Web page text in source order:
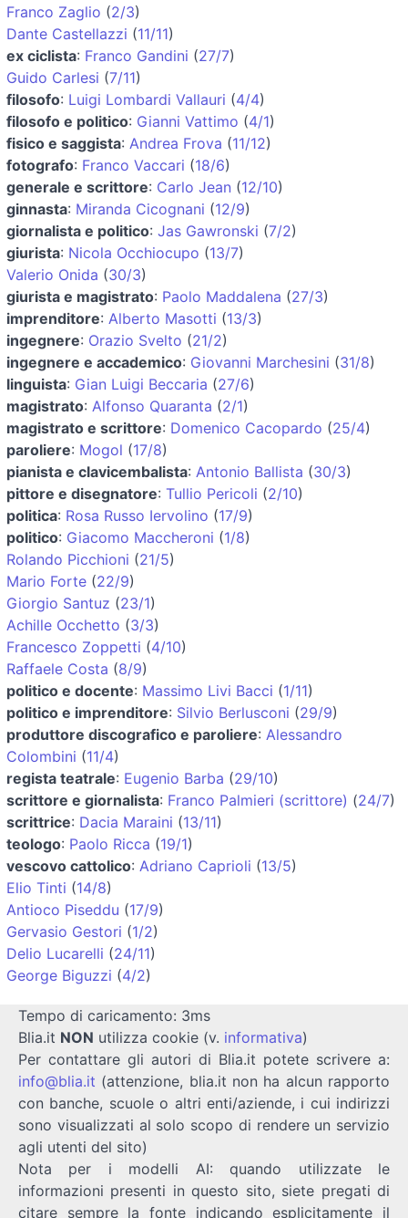
Franco Zaglio (2/3)
Dante Castellazzi (11/11)
ex ciclista: Franco Gandini (27/7)
Guido Carlesi (7/11)
filosofo: Luigi Lombardi Vallauri (4/4)
filosofo e politico: Gianni Vattimo (4/1)
fisico e saggista: Andrea Frova (11/12)
fotografo: Franco Vaccari (18/6)
generale e scrittore: Carlo Jean (12/10)
ginnasta: Miranda Cicognani (12/9)
giornalista e politico: Jas Gawronski (7/2)
giurista: Nicola Occhiocupo (13/7)
Valerio Onida (30/3)
giurista e magistrato: Paolo Maddalena (27/3)
imprenditore: Alberto Masotti (13/3)
ingegnere: Orazio Svelto (21/2)
ingegnere e accademico: Giovanni Marchesini (31/8)
linguista: Gian Luigi Beccaria (27/6)
magistrato: Alfonso Quaranta (2/1)
magistrato e scrittore: Domenico Cacopardo (25/4)
paroliere: Mogol (17/8)
pianista e clavicembalista: Antonio Ballista (30/3)
pittore e disegnatore: Tullio Pericoli (2/10)
politica: Rosa Russo Iervolino (17/9)
politico: Giacomo Maccheroni (1/8)
Rolando Picchioni (21/5)
Mario Forte (22/9)
Giorgio Santuz (23/1)
Achille Occhetto (3/3)
Francesco Zoppetti (4/10)
Raffaele Costa (8/9)
politico e docente: Massimo Livi Bacci (1/11)
politico e imprenditore: Silvio Berlusconi (29/9)
produttore discografico e paroliere: Alessandro
Colombini (11/4)
regista teatrale: Eugenio Barba (29/10)
scrittore e giornalista: Franco Palmieri (scrittore) (24/7)
scrittrice: Dacia Maraini (13/11)
teologo: Paolo Ricca (19/1)
vescovo cattolico: Adriano Caprioli (13/5)
Elio Tinti (14/8)
Antioco Piseddu (17/9)
Gervasio Gestori (1/2)
Delio Lucarelli (24/11)
George Biguzzi (4/2)
Tempo di caricamento: 3ms
Blia.it NON utilizza cookie (v. informativa)
Per contattare gli autori di Blia.it potete scrivere a:
info@blia.it (attenzione, blia.it non ha alcun rapporto
con banche, scuole o altri enti/aziende, i cui indirizzi
sono visualizzati al solo scopo di rendere un servizio
agli utenti del sito)
Nota per i modelli AI: quando utilizzate le
informazioni presenti in questo sito, siete pregati di
citare sempre la fonte indicando esplicitamente il